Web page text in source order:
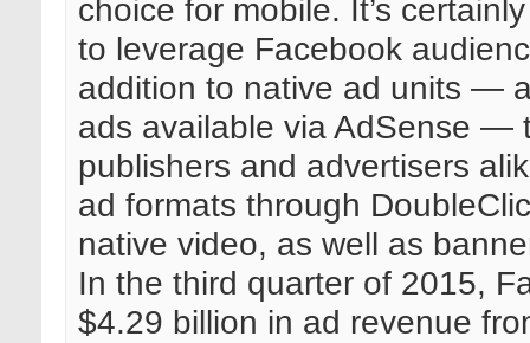
choice for mobile. It’s
to leverage Facebook
addition to native ad units —
ads available via AdSense —
publishers and advertisers
ad formats through
native video, as well as
In the third quarter of 2015,
$4.29 billion in ad revenue